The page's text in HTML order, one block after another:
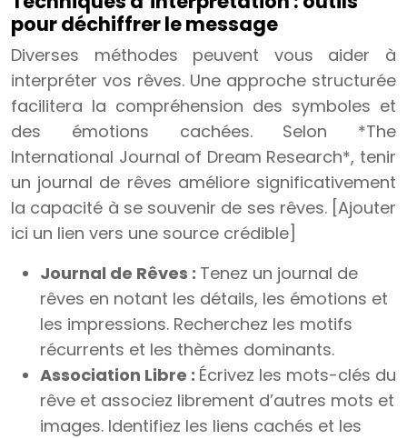
pour déchiffrer le message
Diverses méthodes peuvent vous aider à
interpréter vos rêves. Une approche structurée
facilitera la compréhension des symboles et
des émotions cachées. Selon *The
International Journal of Dream Research*, tenir
un journal de rêves améliore significativement
la capacité à se souvenir de ses rêves. [Ajouter
ici un lien vers une source crédible]
Journal de Rêves : Tenez un journal de
rêves en notant les détails, les émotions et
les impressions. Recherchez les motifs
récurrents et les thèmes dominants.
Association Libre : Écrivez les mots-clés du
rêve et associez librement d’autres mots et
images. Identifiez les liens cachés et les